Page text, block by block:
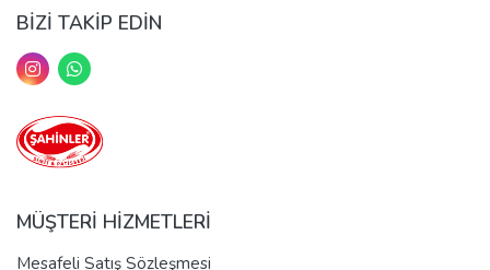
BİZİ TAKİP EDİN
MÜŞTERİ HİZMETLERİ
Mesafeli Satış Sözleşmesi